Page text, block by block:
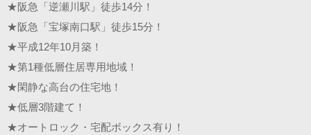
★阪急「逆瀬川駅」徒歩14分！
★阪急「宝塚南口駅」徒歩15分！
★平成12年10月築！
★第1種低層住居専用地域！
★閑静な高台の住宅地！
★低層3階建て！
★オートロック・宅配ボックス有り！